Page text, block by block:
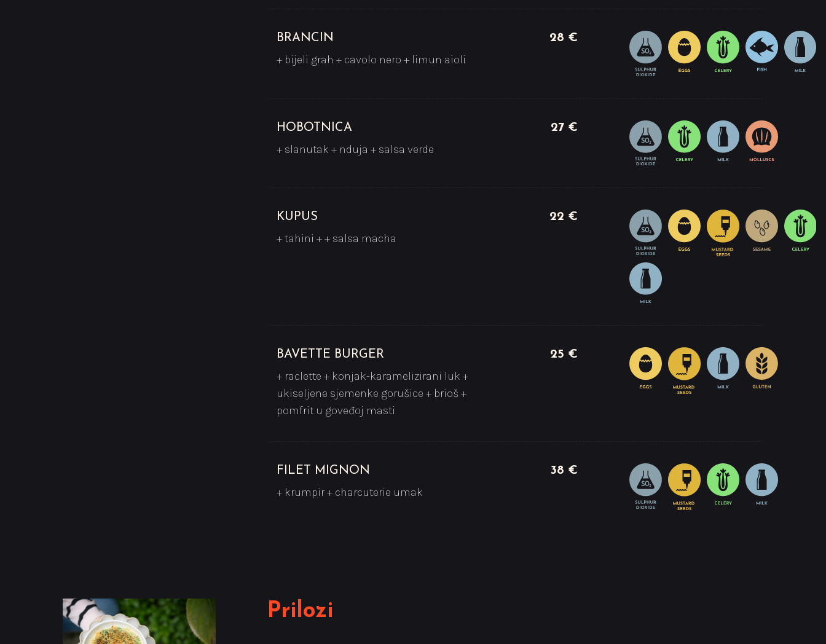
BRANCIN
+ bijeli grah + cavolo nero + limun aioli
28 €
HOBOTNICA
+ slanutak + nduja + salsa verde
27 €
KUPUS
+ tahini + + salsa macha
22 €
BAVETTE BURGER
+ raclette + konjak-karamelizirani luk +
ukiseljene sjemenke gorušice + brioš +
pomfrit u goveđoj masti
25 €
FILET MIGNON
+ krumpir + charcuterie umak
38 €
Prilozi